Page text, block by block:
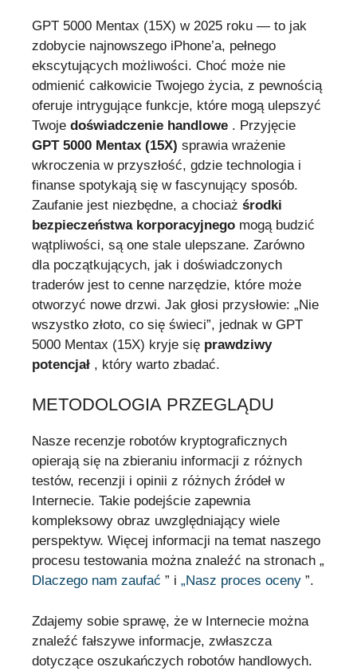
GPT 5000 Mentax (15X) w 2025 roku — to jak
zdobycie najnowszego iPhone’a, pełnego
ekscytujących możliwości. Choć może nie
odmienić całkowicie Twojego życia, z pewnością
oferuje intrygujące funkcje, które mogą ulepszyć
Twoje doświadczenie handlowe . Przyjęcie
GPT 5000 Mentax (15X) sprawia wrażenie
wkroczenia w przyszłość, gdzie technologia i
finanse spotykają się w fascynujący sposób.
Zaufanie jest niezbędne, a chociaż środki
bezpieczeństwa korporacyjnego mogą budzić
wątpliwości, są one stale ulepszane. Zarówno
dla początkujących, jak i doświadczonych
traderów jest to cenne narzędzie, które może
otworzyć nowe drzwi. Jak głosi przysłowie: „Nie
wszystko złoto, co się świeci”, jednak w GPT
5000 Mentax (15X) kryje się prawdziwy
potencjał , który warto zbadać.
METODOLOGIA PRZEGLĄDU
Nasze recenzje robotów kryptograficznych
opierają się na zbieraniu informacji z różnych
testów, recenzji i opinii z różnych źródeł w
Internecie. Takie podejście zapewnia
kompleksowy obraz uwzględniający wiele
perspektyw. Więcej informacji na temat naszego
procesu testowania można znaleźć na stronach „
Dlaczego nam zaufać ” i „Nasz proces oceny ”.
Zdajemy sobie sprawę, że w Internecie można
znaleźć fałszywe informacje, zwłaszcza
dotyczące oszukańczych robotów handlowych.